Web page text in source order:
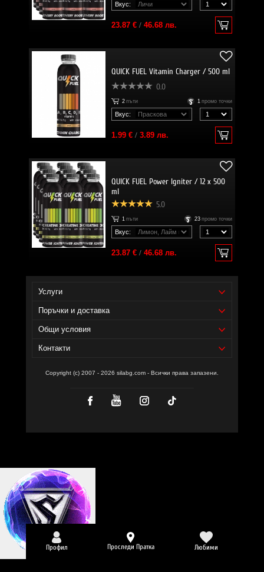
Вкус:
23.87 €/ 46.68 лв.
QUICK FUEL Vitamin Charger / 500 ml
0.0
2 пъти 1 промо точки
Вкус:
1.99 €/ 3.89 лв.
QUICK FUEL Power Igniter / 12 x 500
ml
5.0
1 пъти 23 промо точки
Вкус:
23.87 €/ 46.68 лв.
Услуги
Поръчки и доставка
Общи условия
Контакти
Copyright (c) 2007 - 2026 silabg.com - Всички права запазени.
Профил Проследи Пратка Любими